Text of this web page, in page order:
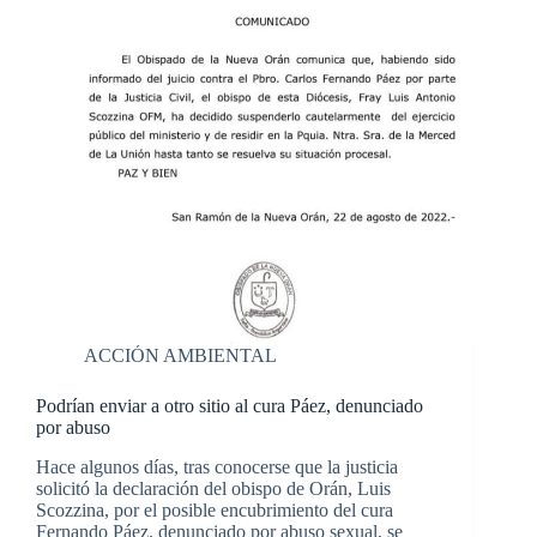
ACCIÓN AMBIENTAL
Podrían enviar a otro sitio al cura Páez, denunciado
por abuso
Hace algunos días, tras conocerse que la justicia
solicitó la declaración del obispo de Orán, Luis
Scozzina, por el posible encubrimiento del cura
Fernando Páez, denunciado por abuso sexual, se